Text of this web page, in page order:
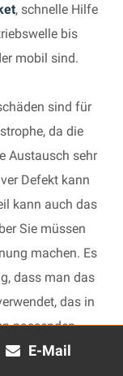
E-Mail
, schnelle Hilfe
bis
mobil sind.
sind für
da die
Austausch sehr
Defekt kann
kann auch das
Sie müssen
machen. Es
dass man das
das in
passenden
schnell